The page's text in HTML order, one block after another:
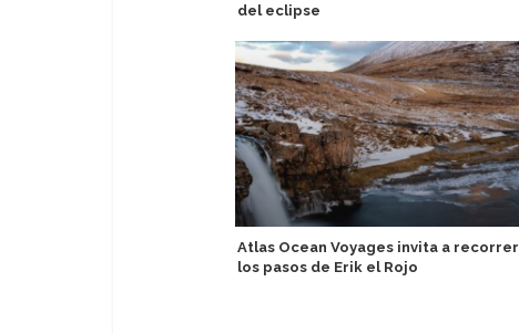
del eclipse
Atlas Ocean Voyages invita a recorrer
los pasos de Erik el Rojo